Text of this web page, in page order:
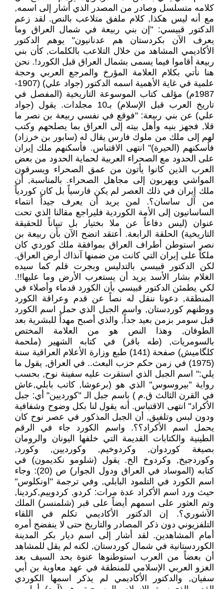
كلامه متسلسل وصادر من المصدر الذي أشار إلى اسمه,
مع أنه ليس هكذا, كلام ملفق متلاعب بالنص. لقد زعم
الدكتور قبيسي: "إن بني ربيعة في شمال العراق وما
يعرف الآن بكردستان هم عدنانيون" يوهم الدكتور
الأكاديمي المشاهد من خلال التلاعب بالكلمات, كأن بني
ربيعة أقاموا فيما يسمى بشمال العراق قبل الكورد!. نحن
هنا نأتي بكلام العلامة المؤرخ والمرجع العربي وحجة
علمية في غاية الأهمية اسمه الدكتور (جواد علي) (1907-
1987م) مؤلف كتاب الموسوعة التاريخية (المفصل في
تاريخ العرب قبل الإسلام) بـ10 مجلدات. يقول (جواد
علي) عن بني ربيعة: "فوقع في نفسي ربيعة بن نصر ما
قلا, فجهز بنيه وأهل بيته إلى العراق بما يصلحهم وكتب
لهم إلى ملك من ملوك فارس يقال له (سابور بن خرزاد)
فأسكنهم (الحيرة)" انتهى الاقتباس. فأسكنهم ملك إيران
على الحدود مع الصحراء العربية لحماية الحدود من بعض
العرب الذين كانوا يأتون من عمق الصحراء ويسرقون
المواشي ويهربون إلى مجاهل الصحراء. بالمناسبة, أن
ملك إيران في ذلك العصر لم يكن فارسياً بل كان كوردياً
من آل ساسان؟. لمن يريد أن يعرف جيداً انتماء
الساسانيون إلى الأمة الكوردية فليراجع مقالنا الذي تحت
عنوان (ليس دفاعاً عن ملا بختيار بل تبياناً للحقيقة
التاريخية) الحلقة الرابعة. أعتقد اتضح الآن بأن ربيعة بن
نصر استوطن أطراف العراق بموافقة ملك كوردي كان
ملكاً على إيران التي كانت من ضمنها آنذاك أرض العراق.
لكن الدكتور قبيسي بالتدليس وبجرت قلم كما سيده
الغلام بشار الأسد يريد أن يستعرب الأرض وما عليها!!.
لكي يطمئن الدكتور قبيسي بأن الكورد قدماء وأصلاء في
المنطقة, دعونا ننقل له نصاً عن قدم وعراقة الكورد
ووطنهم كوردستان, واسم الجبل الذي حمل اسم الكورد
قبل سومر بزمن بعيد جداً, والذي أصبح مهداً للبشرية بعد
الطوفان, وهذا النص هو من العلامة المختص
بالسومريات, (طه باقر) في كتابه الشهير (ملحمة
كلگاميش) صفحة (141) طبع وزارة الأعلام العراقية سنة
(1975) في زمن حكم حزب البعث.. في العراق, يقول ما
يلي:" اسم الجبل الذي استقرت عليه سفينة نوح, بحسب
رواية "بيروسوس" الذي هو (برعوشا, كاتب بابلي,عاش
في القرن الثالث ق.م ) باسم جبل الـ "كورديين" أي: جبل
الأكراد" انتهى الاقتباس. أنه يقول لنا بكل وضوح وشفافية
ودون لبس وتلفيق, أن الجبل المذكور في عصر نوح كان
يحمل اسم الأكراد؟؟. واسم الكورد جاء في الرقم
الطينية والكتابات القديمة التي خلفها اليونان والرومان
بصيغة كوردوان, وكردوخيم, وكورديين, وكورد,
وكوردجيخ, وكردوخ الخ. يقول (شلومو نكديمون) في
كتابه (الموساد في العراق ودول الجوار) ص (20): وجاء
اسم الكورد في التلمود البابلي, وفي ترجمة "اونكلوس"
حيث ورد اسم الأكراد عدة مرات: كردو, كردوييم,كردينا,
وتم العثور على اسمهم أيضاً على قبر (شلمنسر) الملك
الآشوري؟. إن الدكتور الأكاديمي تكلم في اللقاء
التلفزيوني دون ذكر المصادر والتاريخ حتى لا ينفضح أمره
أمام المشاهدين. لقد أشار إلى اسم ديار بكر المدينة
الكوردستانية في شمال كوردستان, لكنه لم يقل للمشاهد
أن بعضاً من العرب استوطنوها عنوة بحد السيف بعد
الغزو العربي الإسلامي للمنطقة في عهد معاوية بن أبي
سفيان, والدكتور الأكاديمي لم يذكر اسمها الكوردي